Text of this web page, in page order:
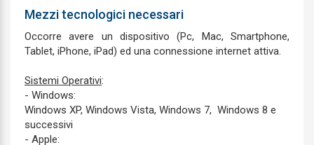
Mezzi tecnologici necessari
Occorre avere un dispositivo (Pc, Mac, Smartphone,
Tablet, iPhone, iPad) ed una connessione internet attiva.
Sistemi Operativi:
- Windows:
Windows XP, Windows Vista, Windows 7, Windows 8 e
successivi
- Apple: